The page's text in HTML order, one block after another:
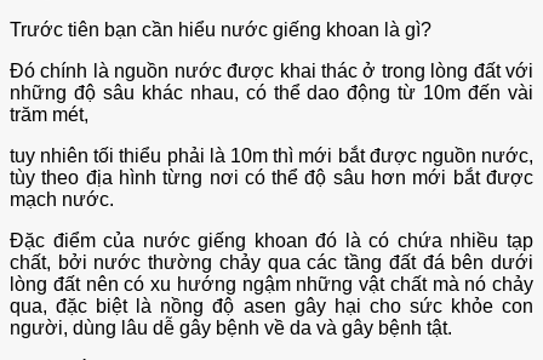
Trước tiên bạn cần hiểu nước giếng khoan là gì?
Đó chính là nguồn nước được khai thác ở trong lòng đất với
những độ sâu khác nhau, có thể dao động từ 10m đến vài
trăm mét,
tuy nhiên tối thiểu phải là 10m thì mới bắt được nguồn nước,
tùy theo địa hình từng nơi có thể độ sâu hơn mới bắt được
mạch nước.
Đặc điểm của nước giếng khoan đó là có chứa nhiều tạp
chất, bởi nước thường chảy qua các tầng đất đá bên dưới
lòng đất nên có xu hướng ngậm những vật chất mà nó chảy
qua, đặc biệt là nồng độ asen gây hại cho sức khỏe con
người, dùng lâu dễ gây bệnh về da và gây bệnh tật.